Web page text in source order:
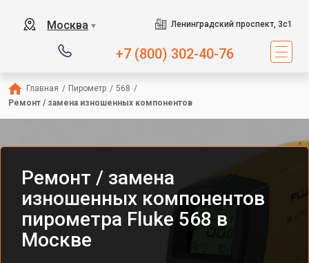
Москва ▼ Ленинградский проспект, 3с1
+7 (800) 302-40-76
Главная / Пирометр / 568 /
Ремонт / замена изношенных компонентов
Ремонт / замена
изношенных компонентов
пирометра Fluke 568 в
Москве